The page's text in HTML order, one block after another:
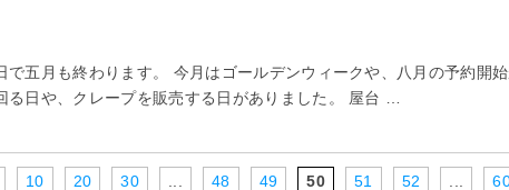
で五月も終わります。 今月はゴールデンウィークや、八月の予約開
日や、クレープを販売する日がありました。 屋台 …
10 20 30 48 49 50 51 52